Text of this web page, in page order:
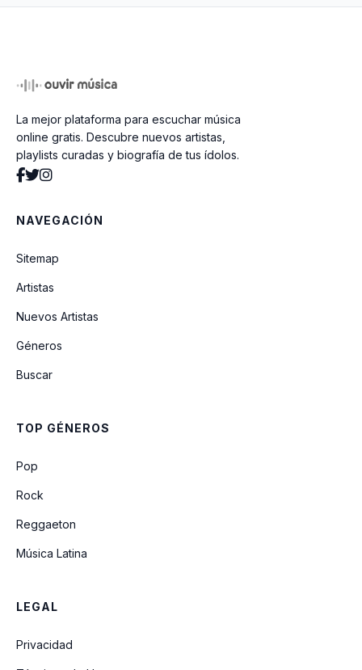
Cada Paixao Uma Novela
E O Vento Levou
La mejor plataforma para escuchar música
online gratis. Descubre nuevos artistas,
playlists curadas y biografía de tus ídolos.
NAVEGACIÓN
Sitemap
Artistas
Nuevos Artistas
Géneros
Buscar
TOP GÉNEROS
Pop
Rock
Reggaeton
Música Latina
LEGAL
Privacidad